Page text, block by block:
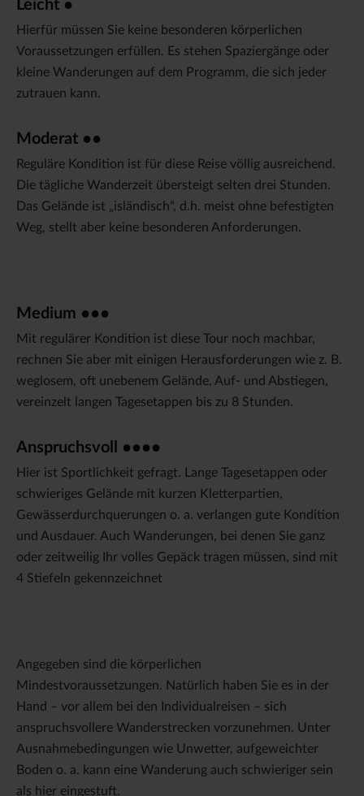
Leicht ●
Hierfür müssen Sie keine besonderen körperlichen
Voraussetzungen erfüllen. Es stehen Spaziergänge oder
kleine Wanderungen auf dem Programm, die sich jeder
zutrauen kann.
Moderat ●●
Reguläre Kondition ist für diese Reise völlig ausreichend.
Die tägliche Wanderzeit übersteigt selten drei Stunden.
Das Gelände ist „isländisch“, d.h. meist ohne befestigten
Weg, stellt aber keine besonderen Anforderungen.
Medium ●●●
Mit regulärer Kondition ist diese Tour noch machbar,
rechnen Sie aber mit einigen Herausforderungen wie z. B.
weglosem, oft unebenem Gelände, Auf- und Abstiegen,
vereinzelt langen Tagesetappen bis zu 8 Stunden.
Anspruchsvoll ●●●●
Hier ist Sportlichkeit gefragt. Lange Tagesetappen oder
schwieriges Gelände mit kurzen Kletterpartien,
Gewässerdurchquerungen o. a. verlangen gute Kondition
und Ausdauer. Auch Wanderungen, bei denen Sie ganz
oder zeitweilig Ihr volles Gepäck tragen müssen, sind mit
4 Stiefeln gekennzeichnet
Angegeben sind die körperlichen
Mindestvoraussetzungen. Natürlich haben Sie es in der
Hand – vor allem bei den Individualreisen – sich
anspruchsvollere Wanderstrecken vorzunehmen. Unter
Ausnahmebedingungen wie Unwetter, aufgeweichter
Boden o. a. kann eine Wanderung auch schwieriger sein
als hier eingestuft.